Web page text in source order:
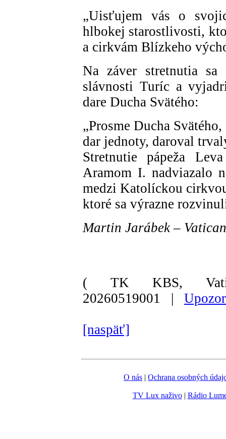
„Uisťujem vás o
hlbokej starostlivosti,
a cirkvám Blízkeho
Na záver stretnutia
slávnosti Turíc a
dare Ducha Svätého:
„Prosme Ducha
dar jednoty, daroval
Stretnutie pápeža
Aramom I. nadviazalo
medzi Katolíckou
ktoré sa výrazne
Martin Jarábek –
( TK KBS,
20260519001 |
[naspäť]
O nás | Ochrana osobných
TV Lux naživo| Rádio